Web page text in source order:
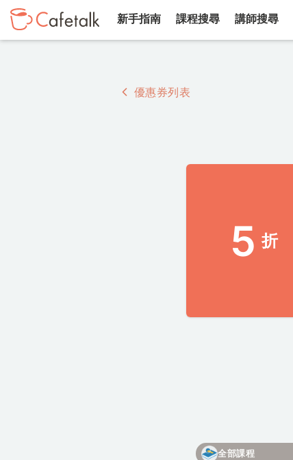
新手指南 課程搜尋 講師搜尋
優惠券列表
5 折
全部課程